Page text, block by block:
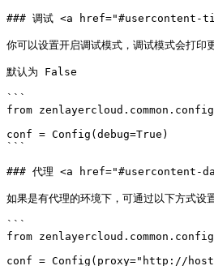
### 调试 <a
你可以设置开启调试模式，调试模式会打印
默认为 False
```
from
conf = Config(debug=True)
```
### 代理 <a
如果是有代理的环境下，可通过以下方式设
```
from
conf = Config(proxy="http://